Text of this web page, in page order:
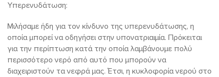
Υπερενυδάτωση:
Μιλήσαμε ήδη για τον κίνδυνο της υπερενυδάτωσης, η
οποία μπορεί να οδηγήσει στην υπονατριαιμία. Πρόκειται
για την περίπτωση κατά την οποία λαμβάνουμε πολύ
περισσότερο νερό από αυτό που μπορούν να
διαχειριστούν τα νεφρά μας. Έτσι, η κυκλοφορία νερού στο